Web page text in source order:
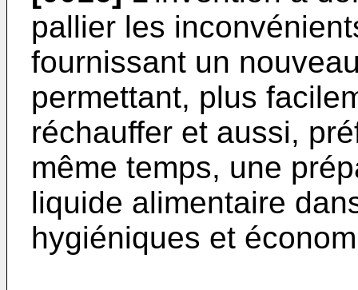
pallier les
fournissant un
permettant, plus
réchauffer et aussi,
même temps, une
liquide alimentaire
hygiéniques et